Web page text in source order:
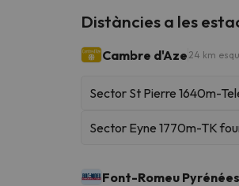
Distàncies a les
Cambre d'Aze 24 km
Sector St Pierre 1640m-
Sector Eyne 1770m-TK
Font-Romeu